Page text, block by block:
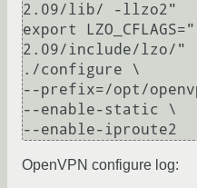
2.09/lib/ -llzo2"
export
2.09/include/lzo/"
./configure \
--prefix=/opt/
--enable-static \
--enable-iproute2
OpenVPN configure log: